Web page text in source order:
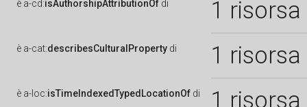
è a-cd:isAuthorshipAttributionOf di 1 risorsa
è a-cat:describesCulturalProperty di 1 risorsa
è a-loc:isTimeIndexedTypedLocationOf di 1 risorsa